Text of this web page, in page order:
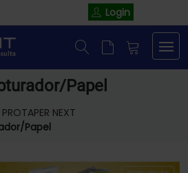
Login
Papel
PROTAPER NEXT
Papel